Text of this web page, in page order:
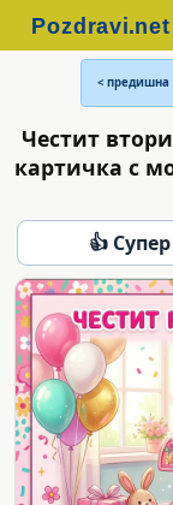
< предишна
Честит
картичка с
👍 Супер